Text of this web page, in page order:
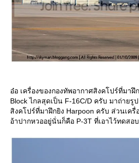
อ๋อ เครื่องของกองทัพอากาศสิงคโปร์ที่มาฝึ
Block ไกลสุดเป็น F-16C/D ครับ มาถ่ายรู
สิงคโปร์ที่มาฝึกยิง Harpoon ครับ ส่วนเค
อ้าปากหวออยู่นั่นก็คือ P-3T ที่เอาไว้ทดสอ